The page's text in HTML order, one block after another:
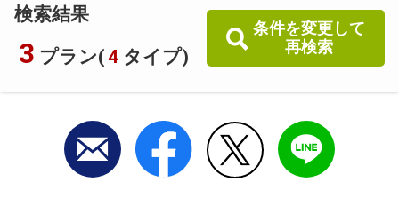
検索結果
3 プラン(4 タイプ)
条件を変更して
再検索